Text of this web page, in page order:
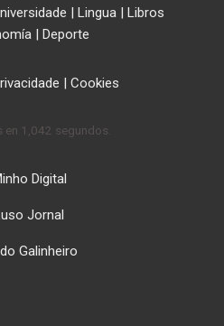
| Lingua| Libros
| Deporte
| Cookies
en 1,042 segundos.